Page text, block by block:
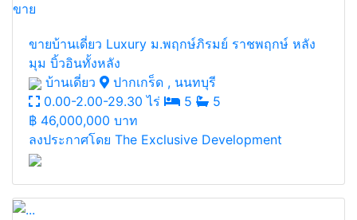
ขาย
ขายบ้านเดี่ยว Luxury ม.พฤกษ์ภิรมย์ ราชพฤกษ์ หลัง
มุม บิ้วอินทั้งหลัง
บ้านเดี่ยว
ปากเกร็ด , นนทบุรี
0.00-2.00-29.30 ไร่
5
5
฿ 46,000,000 บาท
ลงประกาศโดย The Exclusive Development